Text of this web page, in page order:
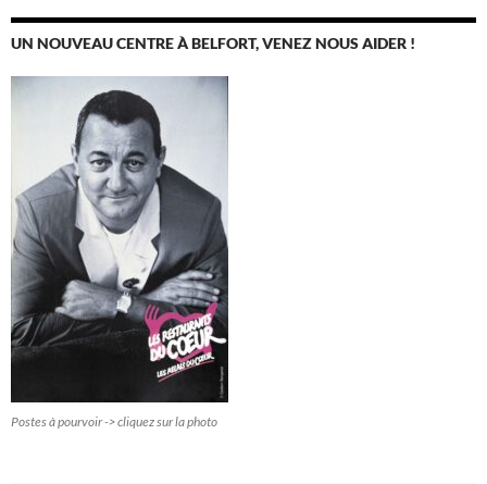
UN NOUVEAU CENTRE À BELFORT, VENEZ NOUS AIDER !
Postes à pourvoir -> cliquez sur la photo